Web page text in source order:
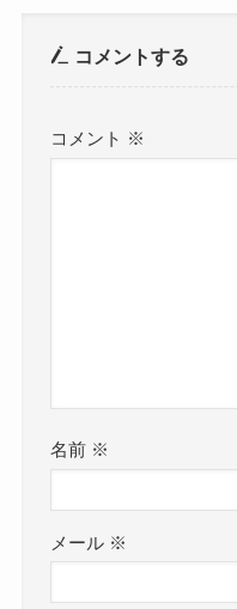
コメントする
コメント ※
名前 ※
メール ※